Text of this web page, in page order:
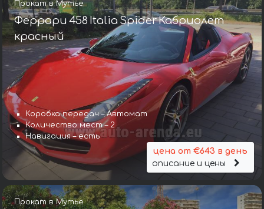
Прокат в Мутье
Феррари 458 Italia Spider Кабриолет
красный
Коробка передач – Автомат
Количество мест – 2
Навигация – есть
цена от €643 в день
описание и цены
Прокат в Мутье